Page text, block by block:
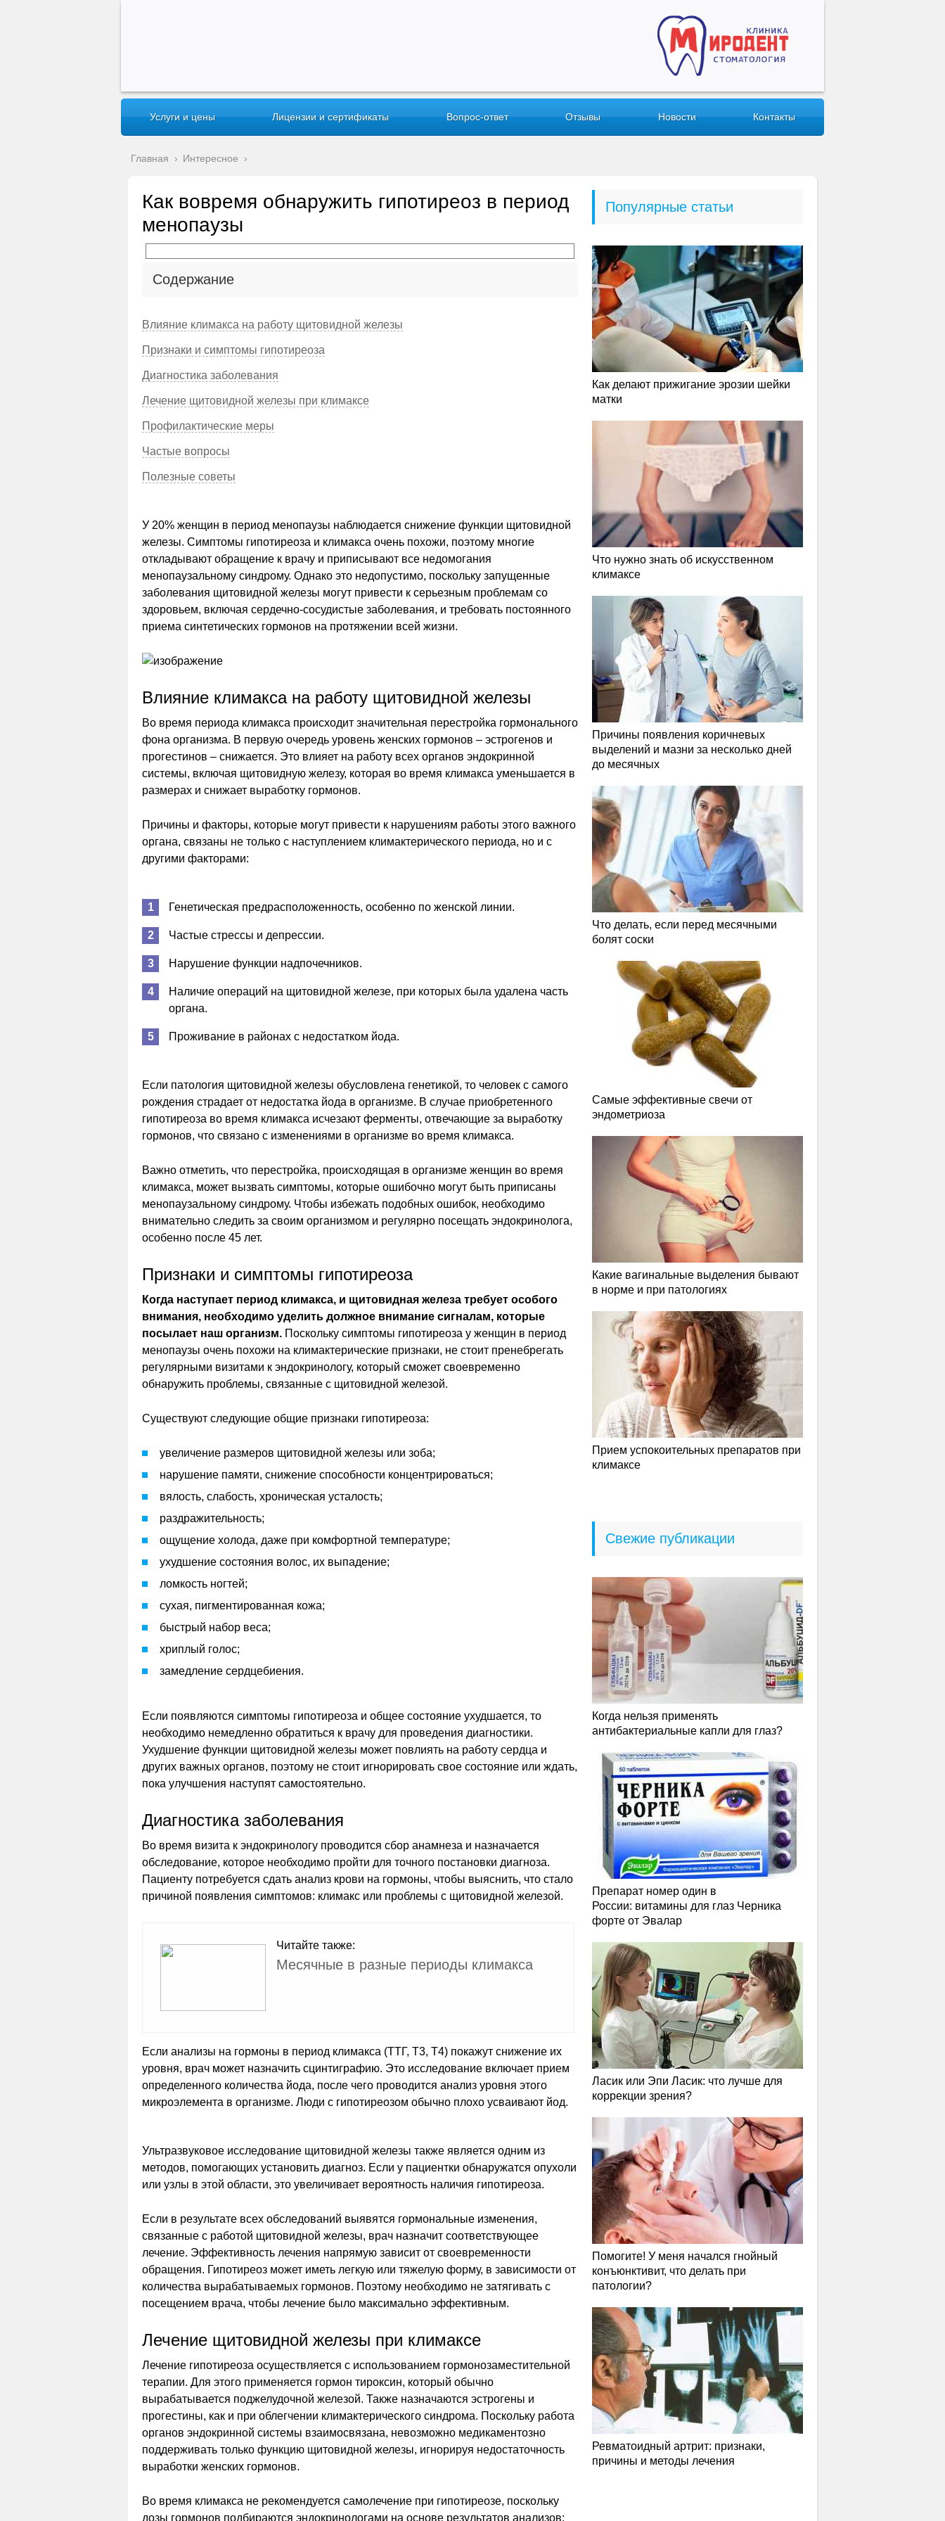
Услуги и цены Лицензии и сертификаты Вопрос-ответ Отзывы Новости Контакты
Главная › Интересное ›
Как вовремя обнаружить гипотиреоз в период
менопаузы
Содержание
Влияние климакса на работу щитовидной железы
Признаки и симптомы гипотиреоза
Диагностика заболевания
Лечение щитовидной железы при климаксе
Профилактические меры
Частые вопросы
Полезные советы
У 20% женщин в период менопаузы наблюдается снижение функции щитовидной
железы. Симптомы гипотиреоза и климакса очень похожи, поэтому многие
откладывают обращение к врачу и приписывают все недомогания
менопаузальному синдрому. Однако это недопустимо, поскольку запущенные
заболевания щитовидной железы могут привести к серьезным проблемам со
здоровьем, включая сердечно-сосудистые заболевания, и требовать постоянного
приема синтетических гормонов на протяжении всей жизни.
Влияние климакса на работу щитовидной железы
Во время периода климакса происходит значительная перестройка гормонального
фона организма. В первую очередь уровень женских гормонов – эстрогенов и
прогестинов – снижается. Это влияет на работу всех органов эндокринной
системы, включая щитовидную железу, которая во время климакса уменьшается в
размерах и снижает выработку гормонов.
Причины и факторы, которые могут привести к нарушениям работы этого важного
органа, связаны не только с наступлением климактерического периода, но и с
другими факторами:
Генетическая предрасположенность, особенно по женской линии.
Частые стрессы и депрессии.
Нарушение функции надпочечников.
Наличие операций на щитовидной железе, при которых была удалена часть
органа.
Проживание в районах с недостатком йода.
Если патология щитовидной железы обусловлена генетикой, то человек с самого
рождения страдает от недостатка йода в организме. В случае приобретенного
гипотиреоза во время климакса исчезают ферменты, отвечающие за выработку
гормонов, что связано с изменениями в организме во время климакса.
Важно отметить, что перестройка, происходящая в организме женщин во время
климакса, может вызвать симптомы, которые ошибочно могут быть приписаны
менопаузальному синдрому. Чтобы избежать подобных ошибок, необходимо
внимательно следить за своим организмом и регулярно посещать эндокринолога,
особенно после 45 лет.
Признаки и симптомы гипотиреоза
Когда наступает период климакса, и щитовидная железа требует особого
внимания, необходимо уделить должное внимание сигналам, которые
посылает наш организм. Поскольку симптомы гипотиреоза у женщин в период
менопаузы очень похожи на климактерические признаки, не стоит пренебрегать
регулярными визитами к эндокринологу, который сможет своевременно
обнаружить проблемы, связанные с щитовидной железой.
Существуют следующие общие признаки гипотиреоза:
увеличение размеров щитовидной железы или зоба;
нарушение памяти, снижение способности концентрироваться;
вялость, слабость, хроническая усталость;
раздражительность;
ощущение холода, даже при комфортной температуре;
ухудшение состояния волос, их выпадение;
ломкость ногтей;
сухая, пигментированная кожа;
быстрый набор веса;
хриплый голос;
замедление сердцебиения.
Если появляются симптомы гипотиреоза и общее состояние ухудшается, то
необходимо немедленно обратиться к врачу для проведения диагностики.
Ухудшение функции щитовидной железы может повлиять на работу сердца и
других важных органов, поэтому не стоит игнорировать свое состояние или ждать,
пока улучшения наступят самостоятельно.
Диагностика заболевания
Во время визита к эндокринологу проводится сбор анамнеза и назначается
обследование, которое необходимо пройти для точного постановки диагноза.
Пациенту потребуется сдать анализ крови на гормоны, чтобы выяснить, что стало
причиной появления симптомов: климакс или проблемы с щитовидной железой.
Читайте также:
Месячные в разные периоды климакса
Если анализы на гормоны в период климакса (ТТГ, Т3, Т4) покажут снижение их
уровня, врач может назначить сцинтиграфию. Это исследование включает прием
определенного количества йода, после чего проводится анализ уровня этого
микроэлемента в организме. Люди с гипотиреозом обычно плохо усваивают йод.
Ультразвуковое исследование щитовидной железы также является одним из
методов, помогающих установить диагноз. Если у пациентки обнаружатся опухоли
или узлы в этой области, это увеличивает вероятность наличия гипотиреоза.
Если в результате всех обследований выявятся гормональные изменения,
связанные с работой щитовидной железы, врач назначит соответствующее
лечение. Эффективность лечения напрямую зависит от своевременности
обращения. Гипотиреоз может иметь легкую или тяжелую форму, в зависимости от
количества вырабатываемых гормонов. Поэтому необходимо не затягивать с
посещением врача, чтобы лечение было максимально эффективным.
Лечение щитовидной железы при климаксе
Лечение гипотиреоза осуществляется с использованием гормонозаместительной
терапии. Для этого применяется гормон тироксин, который обычно
вырабатывается поджелудочной железой. Также назначаются эстрогены и
прогестины, как и при облегчении климактерического синдрома. Поскольку работа
органов эндокринной системы взаимосвязана, невозможно медикаментозно
поддерживать только функцию щитовидной железы, игнорируя недостаточность
выработки женских гормонов.
Во время климакса не рекомендуется самолечение при гипотиреозе, поскольку
дозы гормонов подбираются эндокринологами на основе результатов анализов:
Популярные статьи
Как делают прижигание эрозии шейки
матки
Что нужно знать об искусственном
климаксе
Причины появления коричневых
выделений и мазни за несколько дней
до месячных
Что делать, если перед месячными
болят соски
Самые эффективные свечи от
эндометриоза
Какие вагинальные выделения бывают
в норме и при патологиях
Прием успокоительных препаратов при
климаксе
Свежие публикации
Когда нельзя применять
антибактериальные капли для глаз?
Препарат номер один в
России: витамины для глаз Черника
форте от Эвалар
Ласик или Эпи Ласик: что лучше для
коррекции зрения?
Помогите! У меня начался гнойный
конъюнктивит, что делать при
патологии?
Ревматоидный артрит: признаки,
причины и методы лечения